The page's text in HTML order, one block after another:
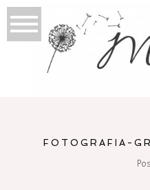
FOTOGRAFIA-